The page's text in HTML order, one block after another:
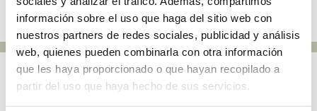
información sobre el uso que haga del sitio web con
nuestros partners de redes sociales, publicidad y análisis
web, quienes pueden combinarla con otra información
que les haya proporcionado o que hayan recopilado a
partir del uso que haya hecho de sus servicios.
TUTORIALS